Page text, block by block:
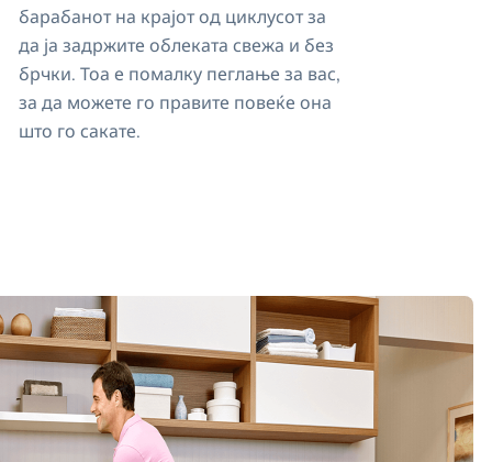
барабанот на крајот од циклусот за
да ја задржите облеката свежа и без
брчки. Тоа е помалку пеглање за вас,
за да можете го правите повеќе она
што го сакате.